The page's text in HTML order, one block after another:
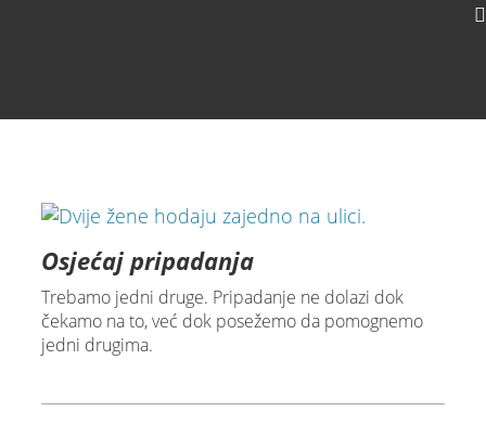
Osjećaj pripadanja
Trebamo jedni druge. Pripadanje ne dolazi dok
čekamo na to, već dok posežemo da pomognemo
jedni drugima.